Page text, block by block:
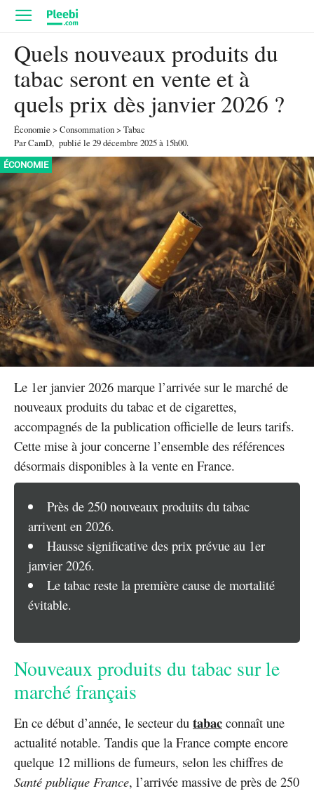
Quels nouveaux produits du
tabac seront en vente et à
quels prix dès janvier 2026 ?
Économie > Consommation> Tabac
ParCamD, publié le 29 décembre 2025à 15h00.
ÉCONOMIE
Le 1er janvier 2026 marque l’arrivée sur le marché de
nouveaux produits du tabac et de cigarettes,
accompagnés de la publication officielle de leurs tarifs.
Cette mise à jour concerne l’ensemble des références
désormais disponibles à la vente en France.
Près de 250 nouveaux produits du tabac
arrivent en 2026.
Hausse significative des prix prévue au 1er
janvier 2026.
Le tabac reste la première cause de mortalité
évitable.
Nouveaux produits du tabac sur le
marché français
En ce début d’année, le secteur du tabac connaît une
actualité notable. Tandis que la France compte encore
quelque 12 millions de fumeurs, selon les chiffres de
Santé publique France, l’arrivée massive de près de 250